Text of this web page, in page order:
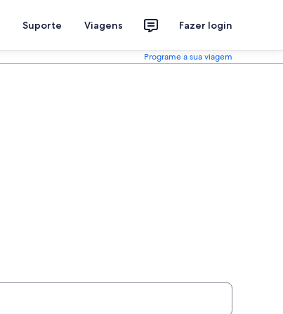
Suporte Viagens Fazer login
Programe a sua viagem